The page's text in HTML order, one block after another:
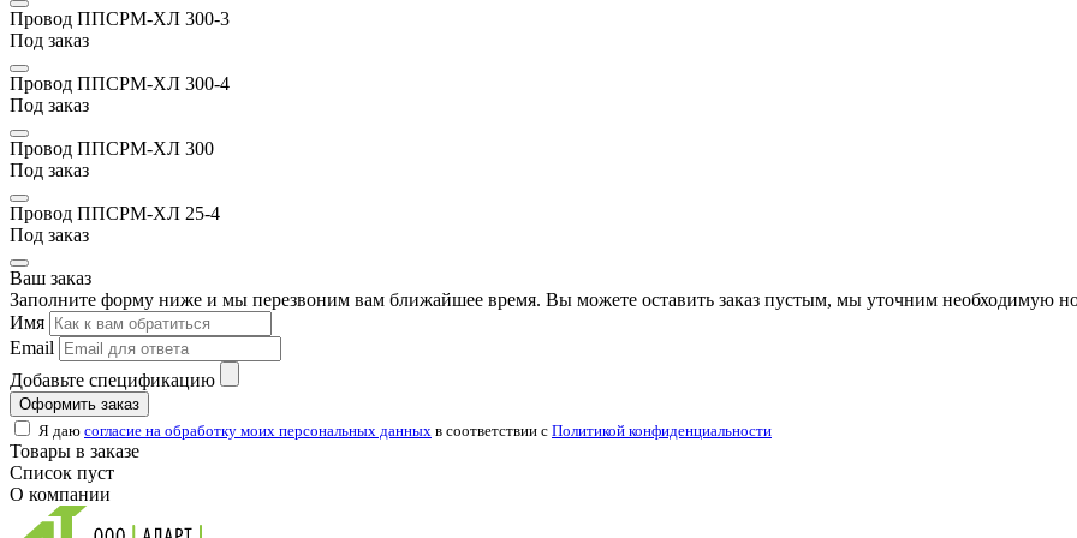
Провод ППСРМ-ХЛ 300-3
Под заказ
Провод ППСРМ-ХЛ 300-4
Под заказ
Провод ППСРМ-ХЛ 300
Под заказ
Провод ППСРМ-ХЛ 25-4
Под заказ
Ваш заказ
Заполните форму ниже и мы перезвоним вам ближайшее время. Вы можете оставить заказ пустым, мы уточним необходимую
Имя
Email
Добавьте спецификацию
Оформить заказ
Я даю согласие на обработку моих персональных данных в соответствии с Политикой конфиденциальности
Товары в заказе
Список пуст
О компании